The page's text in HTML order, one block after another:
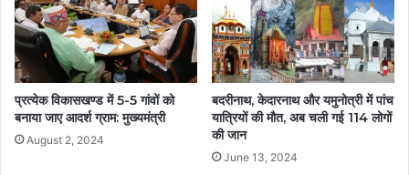
प्रत्येक विकासखण्ड में 5-5 गांवों को
बनाया जाए आदर्श ग्राम: मुख्यमंत्री
August 2, 2024
बदरीनाथ, केदारनाथ और यमुनोत्री में पांच
यात्रियों की मौत, अब चली गई 114 लोगों
की जान
June 13, 2024